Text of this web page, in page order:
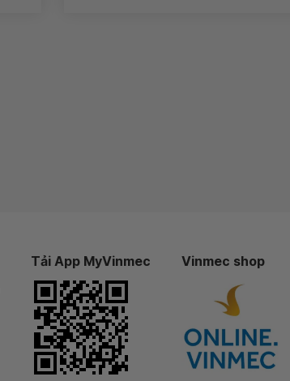
Tải App MyVinmec Vinmec shop